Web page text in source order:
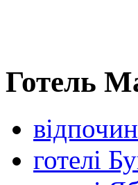
Готель
готелі